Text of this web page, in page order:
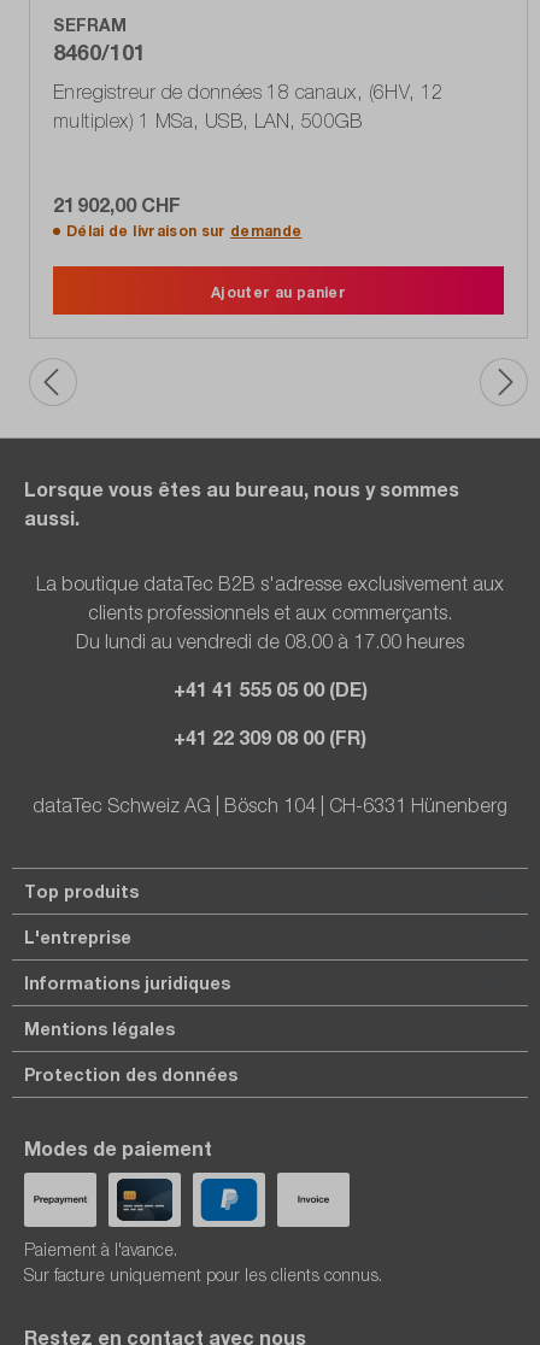
SEFRAM
8460/101
Enregistreur de données 18 canaux, (6HV, 12
multiplex) 1 MSa, USB, LAN, 500GB
21 902,00 CHF
Délai de livraison sur demande
Ajouter au panier
Lorsque vous êtes au bureau, nous y sommes
aussi.
La boutique dataTec B2B s'adresse exclusivement aux
clients professionnels et aux commerçants.
Du lundi au vendredi de 08.00 à 17.00 heures
+41 41 555 05 00 (DE)
+41 22 309 08 00 (FR)
dataTec Schweiz AG | Bösch 104 | CH-6331 Hünenberg
Top produits
L'entreprise
Informations juridiques
Mentions légales
Protection des données
Modes de paiement
Paiement à l'avance.
Sur facture uniquement pour les clients connus.
Restez en contact avec nous